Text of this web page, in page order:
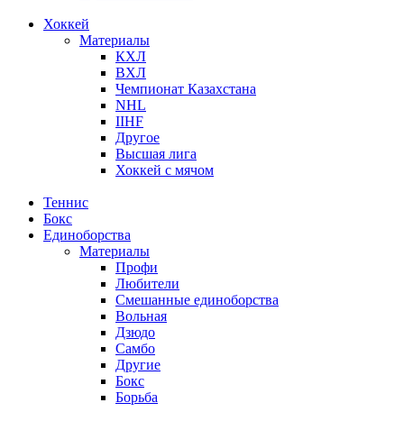
Хоккей
Материалы
КХЛ
ВХЛ
Чемпионат Казахстана
NHL
IIHF
Другое
Высшая лига
Хоккей с мячом
Теннис
Бокс
Единоборства
Материалы
Профи
Любители
Смешанные единоборства
Вольная
Дзюдо
Самбо
Другие
Бокс
Борьба